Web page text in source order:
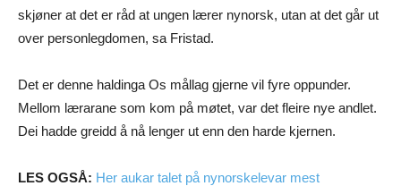
skjøner at det er råd at ungen lærer nynorsk, utan at det går ut
over personlegdomen, sa Fristad.
Det er denne haldinga Os mållag gjerne vil fyre oppunder.
Mellom lærarane som kom på møtet, var det fleire nye andlet.
Dei hadde greidd å nå lenger ut enn den harde kjernen.
LES OGSÅ: Her aukar talet på nynorskelevar mest